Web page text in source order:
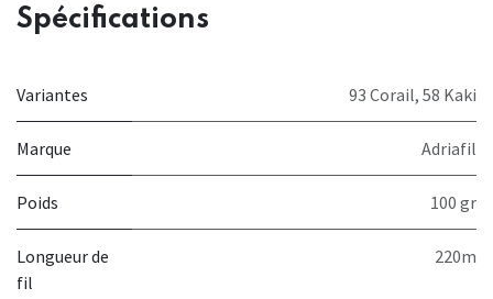
Spécifications
Variantes 93 Corail, 58 Kaki
Marque Adriafil
Poids 100 gr
Longueur de
fil
220m